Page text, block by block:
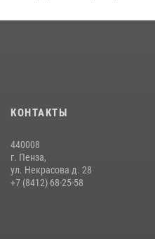
сборов «Гвардеец» с вооружением
Начальник Управления
Пучков посетил 55-й
КОНТАКТЫ
440008
г. Пенза,
ул. Некрасова д. 28
+7 (8412) 68-25-58